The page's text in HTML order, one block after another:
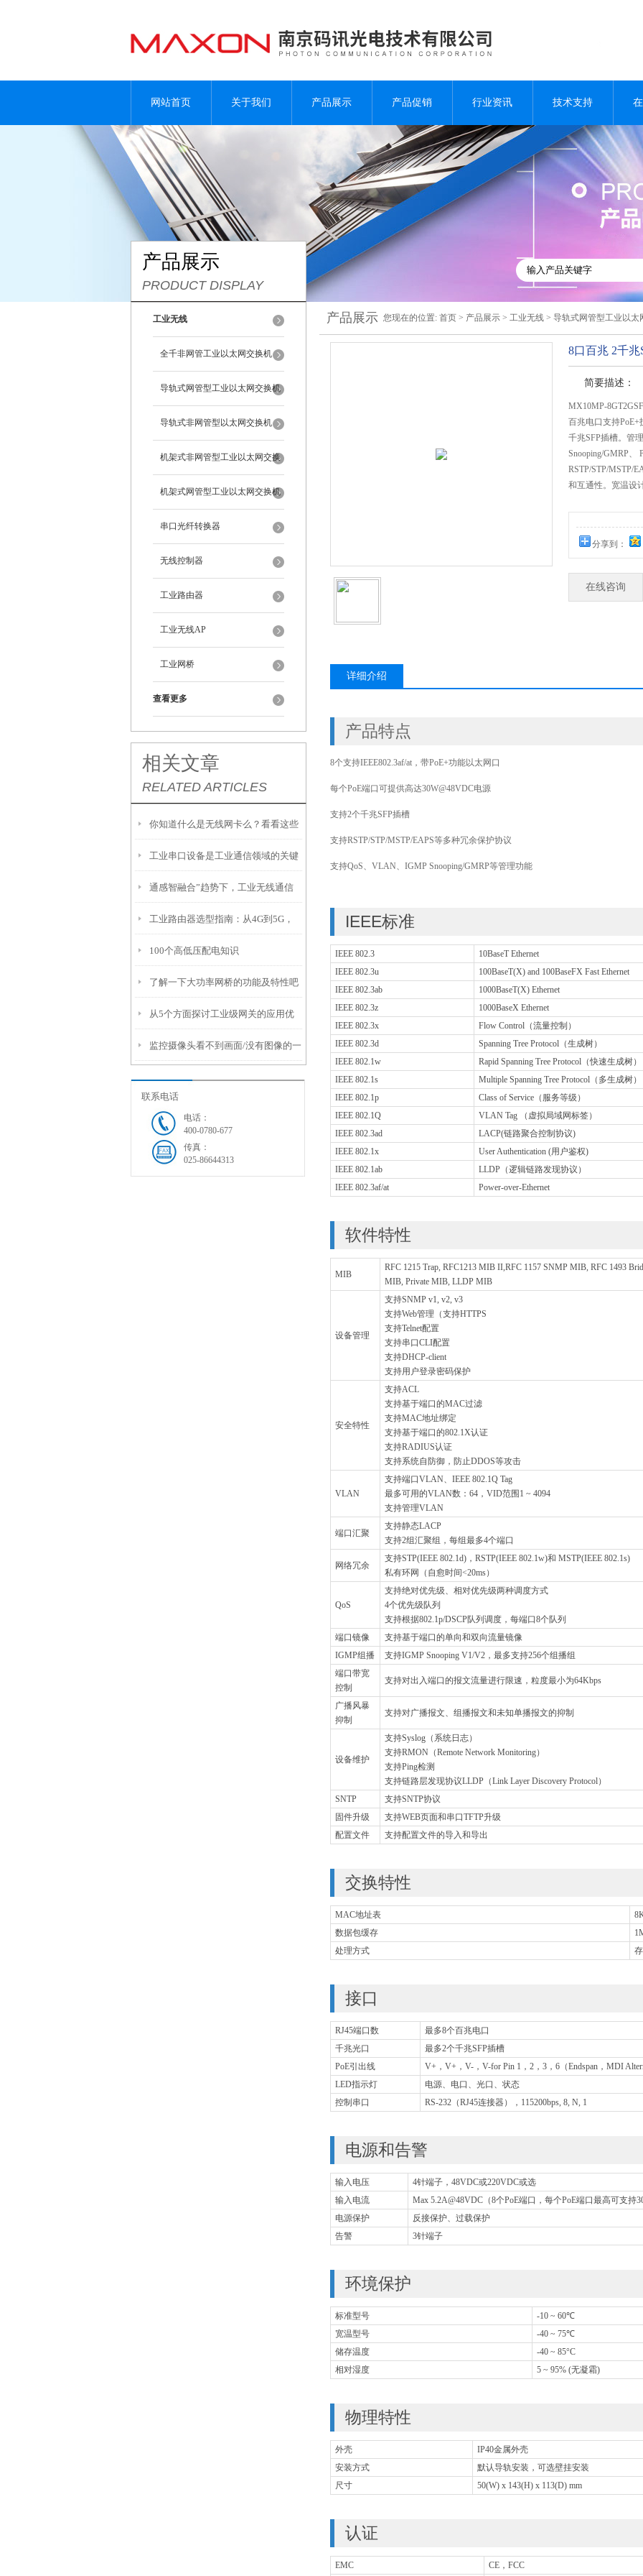
网站首页 关于我们 产品展示 产品促销 行业资讯 技术支持
产品展示
PRODUCT DISPLAY
工业无线
全千非网管工业以太网交换机
导轨式网管型工业以太网交换机
导轨式非网管型以太网交换机
机架式非网管型工业以太网交换
机
机架式网管型工业以太网交换机
串口光纤转换器
无线控制器
工业路由器
工业无线AP
工业网桥
查看更多
相关文章
RELATED ARTICLES
你知道什么是无线网卡么？看看这些
吧
工业串口设备是工业通信领域的关键
枢纽
通感智融合”趋势下，工业无线通信
如何做好支撑？
工业路由器选型指南：从4G到5G，
从WiFi4到WiFi6的技术演进与选型解
析
100个高低压配电知识
了解一下大功率网桥的功能及特性吧
从5个方面探讨工业级网关的应用优
势
监控摄像头看不到画面/没有图像的一
般维修方法！
联系电话
电话：
400-0780-677
传真：
025-86644313
产品展示 您现在的位置: 首页 > 产品展示 > 工业无线 > 导轨式网管型工业以太
8口百兆 2千
简要描述：
MX10MP-
百兆电口支持
千兆SFP插槽。管
Snooping/GMRP、
RSTP/STP/MSTP/
和互通性。宽温设
分享到：
在线咨询
详细介绍
产品特点
8个支持IEEE802.3af/at，带PoE+功能以太网口
每个PoE端口可提供高达30W@48VDC电源
支持2个千兆SFP插槽
支持RSTP/STP/MSTP/EAPS等多种冗余保护协议
支持QoS、VLAN、IGMP Snooping/GMRP等管理功能
IEEE标准
IEEE 802.3
10BaseT Ethernet
IEEE 802.3u
100BaseT(X) and 100BaseFX Fast Ethernet
IEEE 802.3ab
1000BaseT(X) Ethernet
IEEE 802.3z
1000BaseX Ethernet
IEEE 802.3x
Flow Control（流量控制）
IEEE 802.3d
Spanning Tree Protocol（生成树）
IEEE 802.1w
Rapid Spanning Tree Protocol（快速生成树）
IEEE 802.1s
Multiple Spanning Tree Protocol（多生成树）
IEEE 802.1p
Class of Service（服务等级）
IEEE 802.1Q
VLAN Tag （虚拟局域网标签）
IEEE 802.3ad
LACP(链路聚合控制协议)
IEEE 802.1x
User Authentication (用户鉴权)
IEEE 802.1ab
LLDP（逻辑链路发现协议）
IEEE 802.3af/at
Power-over-Ethernet
软件特性
MIB
RFC 1215 Trap, RFC1213 MIB II,RFC 1157 SNMP MIB, RFC 1493
MIB, Private MIB, LLDP MIB
设备管理
支持SNMP v1, v2, v3
支持Web管理（支持HTTPS
支持Telnet配置
支持串口CLI配置
支持DHCP-client
支持用户登录密码保护
安全特性
支持ACL
支持基于端口的MAC过滤
支持MAC地址绑定
支持基于端口的802.1X认证
支持RADIUS认证
支持系统自防御，防止DDOS等攻击
VLAN
支持端口VLAN、IEEE 802.1Q Tag
最多可用的VLAN数：64，VID范围1 ~ 4094
支持管理VLAN
端口汇聚
支持静态LACP
支持2组汇聚组，每组最多4个端口
网络冗余
支持STP(IEEE 802.1d)，RSTP(IEEE 802.1w)和 MSTP(IEEE 802.1s)
私有环网（自愈时间<20ms）
QoS
支持绝对优先级、相对优先级两种调度方式
4个优先级队列
支持根据802.1p/DSCP队列调度，每端口8个队列
端口镜像
支持基于端口的单向和双向流量镜像
IGMP组播
支持IGMP Snooping V1/V2，最多支持256个组播组
端口带宽
控制
支持对出入端口的报文流量进行限速，粒度最小为64Kbps
广播风暴
抑制
支持对广播报文、组播报文和未知单播报文的抑制
设备维护
支持Syslog（系统日志）
支持RMON（Remote Network Monitoring）
支持Ping检测
支持链路层发现协议LLDP（Link Layer Discovery Protocol）
SNTP
支持SNTP协议
固件升级
支持WEB页面和串口TFTP升级
配置文件
支持配置文件的导入和导出
交换特性
MAC地址表
数据包缓存
处理方式
接口
RJ45端口数
最多8个百兆电口
千兆光口
最多2个千兆SFP插槽
PoE引出线
V+，V+，V-，V-for Pin 1，2，3，6（Endspan，MDI
LED指示灯
电源、电口、光口、状态
控制串口
RS-232（RJ45连接器），115200bps, 8, N, 1
电源和告警
输入电压
4针端子，48VDC或220VDC或选
输入电流
Max 5.2A@48VDC（8个PoE端口，每个PoE端口最高可支持
电源保护
反接保护、过载保护
告警
3针端子
环境保护
标准型号
-10 ~ 60℃
宽温型号
-40 ~ 75℃
储存温度
-40 ~ 85°C
相对湿度
5 ~ 95% (无凝霜)
物理特性
外壳
IP40金属外壳
安装方式
默认导轨安装，可选壁挂安装
尺寸
50(W) x 143(H) x 113(D) mm
认证
EMC CE，FCC